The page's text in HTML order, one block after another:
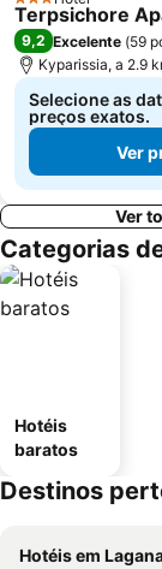
3 Estrelas
Terpsichore
9,2 Excelente (59
Kyparissia, a 2.9
Selecione as
preços exatos.
Ver
Ver
Categorias
Hotéis
baratos
Destinos
Hotéis em